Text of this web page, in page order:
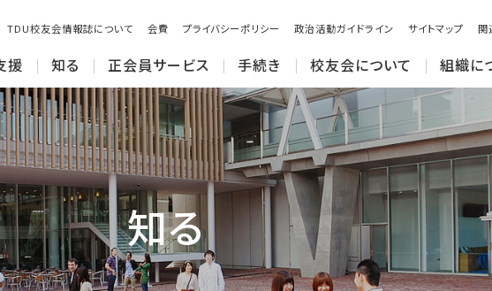
TDU校友会情報誌について 会費 プライバシーポリシー 政治活動ガイドライン サイトマップ 関
援 知る 正会員サービス 手続き 校友会について 組織に
知る